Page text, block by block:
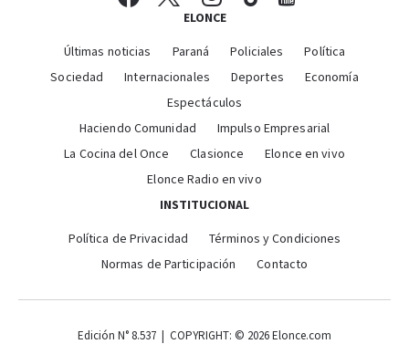
ELONCE
Últimas noticias Paraná Policiales
Política
Sociedad
Internacionales Deportes
Economía
Espectáculos
Haciendo Comunidad
Impulso Empresarial
La Cocina del Once
Clasionce
Elonce en vivo
Elonce Radio en vivo
INSTITUCIONAL
Política de Privacidad
Términos y Condiciones
Normas de Participación
Contacto
Edición N° 8.537 | COPYRIGHT: © 2026 Elonce.com